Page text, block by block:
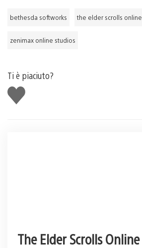
bethesda softworks the elder scrolls online
zenimax online studios
Ti è piaciuto?
Mi
piace
The Elder Scrolls Online